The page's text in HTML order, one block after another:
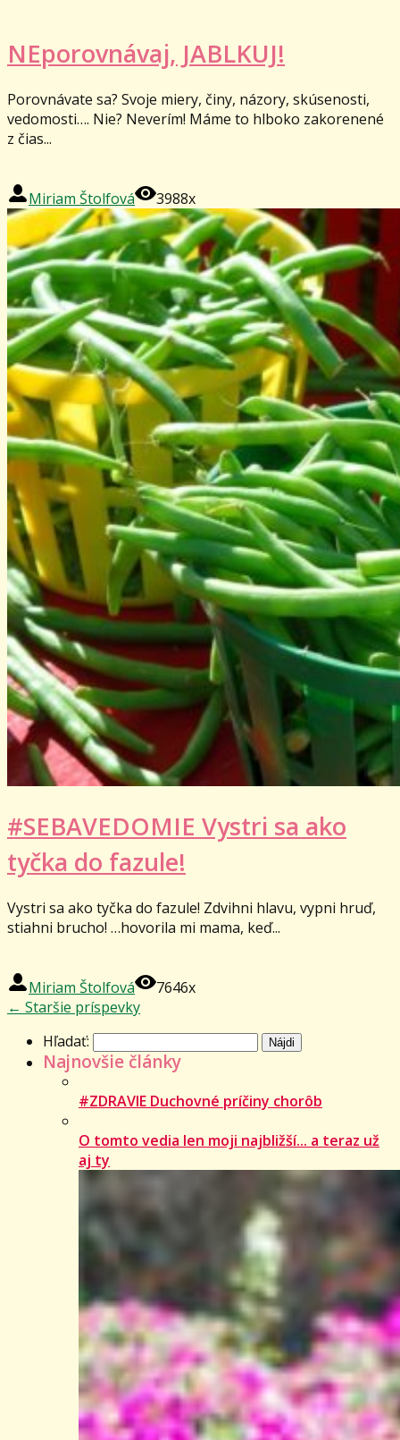
NEporovnávaj, JABLKUJ!
Porovnávate sa? Svoje miery, činy, názory, skúsenosti,
vedomosti…. Nie? Neverím! Máme to hlboko zakorenené
z čias...
Miriam Štolfová 3988x
#SEBAVEDOMIE Vystri sa ako
tyčka do fazule!
Vystri sa ako tyčka do fazule! Zdvihni hlavu, vypni hruď,
stiahni brucho! …hovorila mi mama, keď...
Miriam Štolfová
7646x
← Staršie príspevky
Hľadať:
Najnovšie články
#ZDRAVIE Duchovné príčiny chorôb
O tomto vedia len moji najbližší... a teraz už
aj ty